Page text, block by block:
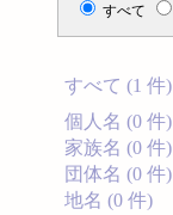
すべて
すべて (1 件)
個人名 (0 件)
家族名 (0 件)
団体名 (0 件)
地名 (0 件)